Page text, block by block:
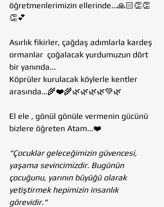
öğretmenlerimizin ellerinde...🙏🏻👏👏
👏💕
Asırlık fikirler, çağdaş adımlarla kardeş
ormanlar  çoğalacak yurdumuzun dört
bir yanında...
Köprüler kurulacak köylerle kentler
arasında...🌾❤️🌾🌿🌿🌿🌿💚🌿
El ele , gönül gönüle vermenin gücünü
bizlere öğreten Atam...❤️
"Çocuklar geleceğimizin güvencesi,
yaşama sevincimizdir. Bugünün
çocuğunu, yarının büyüğü olarak
yetiştirmek hepimizin insanlık
görevidir."